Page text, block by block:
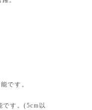
です。
です。(5cm以